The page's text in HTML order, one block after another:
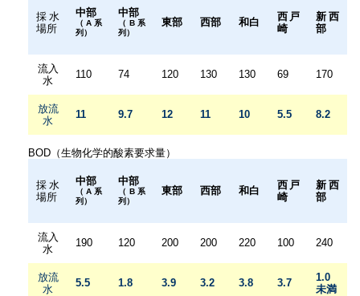
採水
場所
中部
（A系
列）
中部
（B系
列）
東部 西部 和白
西戸
崎
新西
部
流入
水
110 74 120 130 130 69 170
放流
水
11 9.7 12 11 10 5.5 8.2
BOD（生物化学的酸素要求量）
採水
場所
中部
（A系
列）
中部
（B系
列）
東部 西部 和白
西戸
崎
新西
部
流入
水
190 120 200 200 220 100 240
放流
水
5.5 1.8 3.9 3.2 3.8 3.7
1.0
未満